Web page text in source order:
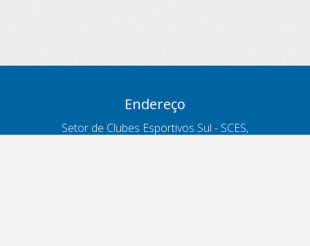
Endereço
Setor de Clubes Esportivos Sul - SCES,